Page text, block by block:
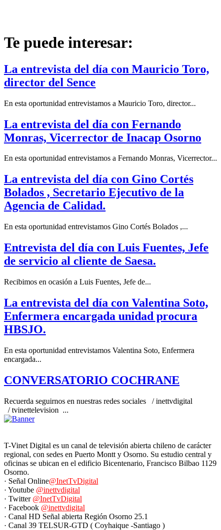
Te puede interesar:
La entrevista del día con Mauricio Toro,
director del Sence
En esta oportunidad entrevistamos a Mauricio Toro, director...
La entrevista del día con Fernando
Monras, Vicerrector de Inacap Osorno
En esta oportunidad entrevistamos a Fernando Monras, Vicerrector...
La entrevista del día con Gino Cortés
Bolados , Secretario Ejecutivo de la
Agencia de Calidad.
En esta oportunidad entrevistamos Gino Cortés Bolados ,...
Entrevista del día con Luis Fuentes, Jefe
de servicio al cliente de Saesa.
Recibimos en ocasión a Luis Fuentes, Jefe de...
La entrevista del día con Valentina Soto,
Enfermera encargada unidad procura
HBSJO.
En esta oportunidad entrevistamos Valentina Soto, Enfermera
encargada...
CONVERSATORIO COCHRANE
Recuerda seguirnos en nuestras redes sociales / inettvdigital
/ tvinettelevision ...
T-Vinet Digital es un canal de televisión abierta chileno de carácter
regional, con sedes en Puerto Montt y Osorno. Su estudio central y
oficinas se ubican en el edificio Bicentenario, Francisco Bilbao 1129
Osorno.
· Señal Online@InetTvDigital
· Youtube @inettvdigital
· Twitter @InetTvDigital
· Facebook @inettvdigital
· Canal HD Señal abierta Región Osorno 25.1
· Canal 39 TELSUR-GTD ( Coyhaique -Santiago )